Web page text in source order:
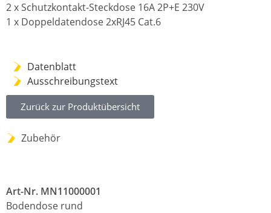
2 x Schutzkontakt-Steckdose 16A 2P+E 230V
1 x Doppeldatendose 2xRJ45 Cat.6
Datenblatt
Ausschreibungstext
Zurück zur Produktübersicht
Zubehör
Art-Nr. MN11000001
Bodendose rund